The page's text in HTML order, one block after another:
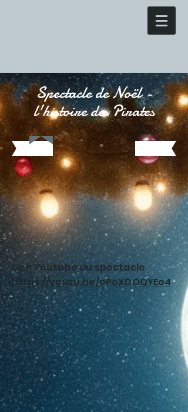
Spectacle de Noël -
l'histoire des Pirates
Lien Youtube du spectacle
https://youtu.be/oPoXDOQYEo4